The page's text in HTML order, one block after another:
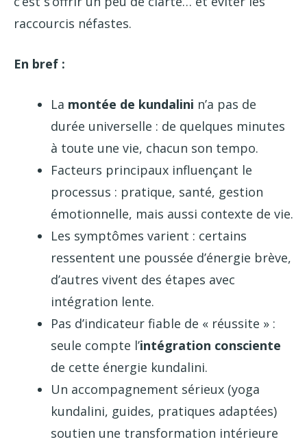
raccourcis néfastes.
En bref :
La montée de kundalini n’a pas de
durée universelle : de quelques minutes
à toute une vie, chacun son tempo.
Facteurs principaux influençant le
processus : pratique, santé, gestion
émotionnelle, mais aussi contexte de vie.
Les symptômes varient : certains
ressentent une poussée d’énergie brève,
d’autres vivent des étapes avec
intégration lente.
Pas d’indicateur fiable de « réussite » :
seule compte l’intégration consciente
de cette énergie kundalini.
Un accompagnement sérieux (yoga
kundalini, guides, pratiques adaptées)
soutien une transformation intérieure